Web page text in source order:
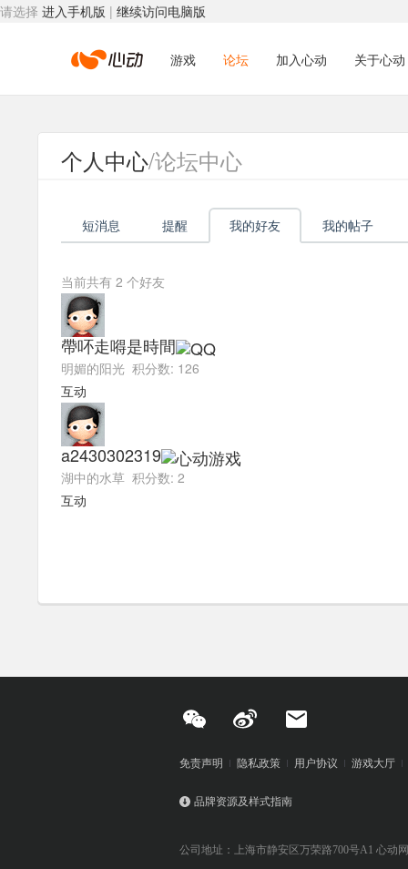
请选择 进入手机版 | 继续访问电脑版
心
动
络
游戏 论坛 加入心动 关于心动
个人中心/论坛中心
短消息 提醒 我的好友 我的帖子
当前共有 2 个好友
帶吥走嘚是時間
明媚的阳光 积分数: 126
互动
a2430302319
湖中的水草 积分数: 2
互动
免责声明 隐私政策 用户协议 游戏大厅
品牌资源及样式指南
公司地址：上海市静安区万荣路700号A1 心动